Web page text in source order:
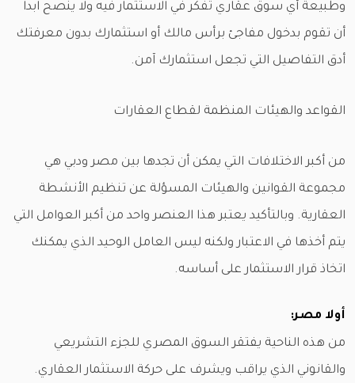
وطبيعة أي سوق عقاري تفكر في الاستثمار فيه ولا ينصح ابدا
أن تقوم بدخول مفاجئ برأس مالك أو استثمارك بدون معرفتك
أدق التفاصيل التي تجعل استثمارك آمن.
القواعد والهيئات المنظمة لقطاع العقارات
من أكبر الاختلافات التي يمكن أن تجدها بين مصر ودبي هي
مجموعة القوانين والهيئات المسؤلة عن تنظيم الأنشطة
العقارية. وبالتأكيد يعتبر هذا العنصر واحد من أكبر العوامل التي
يتم أخذها في الاعتبار ولكنه ليس العامل الوحيد الذي يمكنك
اتخاذ قرار الاستثمار على أساسه.
أولا مصر:
من هذه الناحية يفتقر السوق المصري للجزء التشريعي
والقانوني الذي يراقب ويشرف على حركة الاستثمار العقاري.